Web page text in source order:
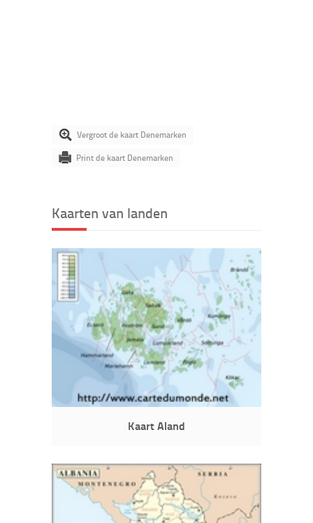
Vergroot de kaart Denemarken
Print de kaart Denemarken
Kaarten van landen
Kaart Aland